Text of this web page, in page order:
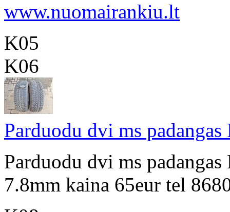
www.nuomairankiu.lt
K05
K06
Parduodu dvi ms
Parduodu dvi ms
7.8mm kaina 65eur tel